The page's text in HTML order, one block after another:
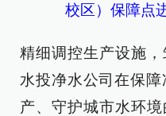
校区）保障点
精细调控生产设施
水投净水公司在保
产、守护城市水环